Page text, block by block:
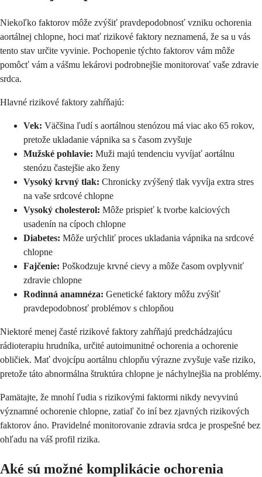
Niekoľko faktorov môže zvýšiť pravdepodobnosť vzniku ochorenia
aortálnej chlopne, hoci mať rizikové faktory neznamená, že sa u vás
tento stav určite vyvinie. Pochopenie týchto faktorov vám môže
pomôcť vám a vášmu lekárovi podrobnejšie monitorovať vaše zdravie
srdca.
Hlavné rizikové faktory zahŕňajú:
Vek: Väčšina ľudí s aortálnou stenózou má viac ako 65 rokov,
pretože ukladanie vápnika sa s časom zvyšuje
Mužské pohlavie: Muži majú tendenciu vyvíjať aortálnu
stenózu častejšie ako ženy
Vysoký krvný tlak: Chronicky zvýšený tlak vyvíja extra stres
na vaše srdcové chlopne
Vysoký cholesterol: Môže prispieť k tvorbe kalciových
usadenín na cípoch chlopne
Diabetes: Môže urýchliť proces ukladania vápnika na srdcové
chlopne
Fajčenie: Poškodzuje krvné cievy a môže časom ovplyvniť
zdravie chlopne
Rodinná anamnéza: Genetické faktory môžu zvýšiť
pravdepodobnosť problémov s chlopňou
Niektoré menej časté rizikové faktory zahŕňajú predchádzajúcu
rádioterapiu hrudníka, určité autoimunitné ochorenia a ochorenie
obličiek. Mať dvojcípu aortálnu chlopňu výrazne zvyšuje vaše riziko,
pretože táto abnormálna štruktúra chlopne je náchylnejšia na problémy.
Pamätajte, že mnohí ľudia s rizikovými faktormi nikdy nevyvinú
významné ochorenie chlopne, zatiaľ čo iní bez zjavných rizikových
faktorov áno. Pravidelné monitorovanie zdravia srdca je prospešné bez
ohľadu na váš profil rizika.
Aké sú možné komplikácie ochorenia